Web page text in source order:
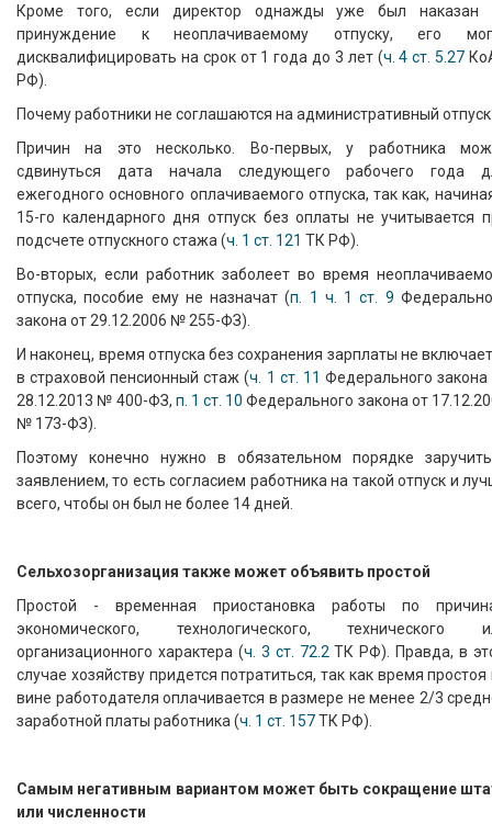
Кроме того, если директор однажды уже был наказан
принуждение к неоплачиваемому отпуску, его
дисквалифицировать на срок от 1 года до 3 лет (ч. 4 ст. 5.27
РФ).
Почему работники не соглашаются на административный
Причин на это несколько. Во-первых, у работника
сдвинуться дата начала следующего рабочего года
ежегодного основного оплачиваемого отпуска, так как,
15-го календарного дня отпуск без оплаты не учитывается
подсчете отпускного стажа (ч. 1 ст. 121 ТК РФ).
Во-вторых, если работник заболеет во время
отпуска, пособие ему не назначат (п. 1 ч. 1 ст. 9
закона от 29.12.2006 № 255-ФЗ).
И наконец, время отпуска без сохранения зарплаты не
в страховой пенсионный стаж (ч. 1 ст. 11 Федерального закона
28.12.2013 № 400-ФЗ, п. 1 ст. 10 Федерального закона от
№ 173-ФЗ).
Поэтому конечно нужно в обязательном порядке
заявлением, то есть согласием работника на такой отпуск и
всего, чтобы он был не более 14 дней.
Сельхозорганизация также может объявить простой
Простой - временная приостановка работы по
экономического, технологического, технического
организационного характера (ч. 3 ст. 72.2 ТК РФ). Правда, в
случае хозяйству придется потратиться, так как время простоя
вине работодателя оплачивается в размере не менее 2/3
заработной платы работника (ч. 1 ст. 157ТК РФ).
Самым негативным вариантом может быть сокращение
или численности